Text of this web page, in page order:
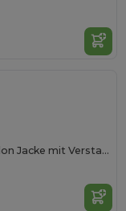
Wetterfeste Taffeta Nylon Jacke mit Verstaubarer Kapuze